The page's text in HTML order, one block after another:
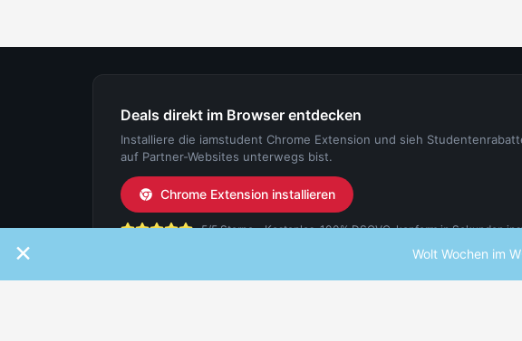
× Wolt Wochen im
Deals direkt im Browser entdecken
Installiere die iamstudent Chrome Extension und sieh
auf Partner-Websites unterwegs bist.
Chrome Extension installieren
5/5 Sterne - Kostenlos, 100% DSGVO-konform in Sekunden